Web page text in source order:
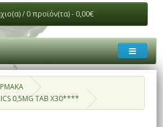
/ 0 προϊόν(τα) - 0,00€
0,5MG TAB X30****